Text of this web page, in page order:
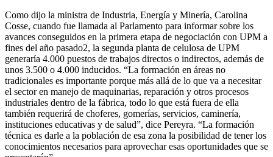
Como dijo la ministra de Industria, Energía y Minería, Carolina
Cosse, cuando fue llamada al Parlamento para informar sobre los
avances conseguidos en la primera etapa de negociación con UPM a
fines del año pasado2, la segunda planta de celulosa de UPM
generaría 4.000 puestos de trabajos directos o indirectos, además de
unos 3.500 o 4.000 inducidos. “La formación en áreas no
tradicionales es importante porque más allá de lo que va a necesitar
el sector en manejo de maquinarias, reparación y otros procesos
industriales dentro de la fábrica, todo lo que está fuera de ella
también requerirá de choferes, gomerías, servicios, caminería,
instituciones educativas y de salud”, dice Pereyra. “La formación
técnica es darle a la población de esa zona la posibilidad de tener los
conocimientos necesarios para aprovechar esas oportunidades que se